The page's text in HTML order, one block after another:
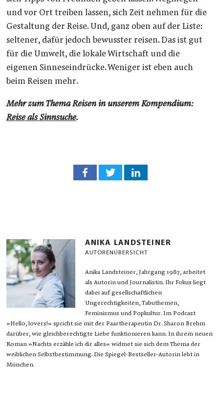
und vor Ort treiben lassen, sich Zeit nehmen für die
Gestaltung der Reise. Und, ganz oben auf der Liste:
seltener, dafür jedoch bewusster reisen. Das ist gut
für die Umwelt, die lokale Wirtschaft und die
eigenen Sinneseindrücke. Weniger ist eben auch
beim Reisen mehr.
Mehr zum Thema Reisen in unserem Kompendium:
Reise als Sinnsuche.
ANIKA LANDSTEINER
AUTORENÜBERSICHT
Anika Landsteiner, Jahrgang 1987, arbeitet
als Autorin und Journalistin. Ihr Fokus liegt
dabei auf gesellschaftlichen
Ungerechtigkeiten, Tabuthemen,
Feminismus und Popkultur. Im Podcast
»Hello, lovers!« spricht sie mit der Paartherapeutin Dr. Sharon Brehm
darüber, wie gleichberechtigte Liebe funktionieren kann. In ihrem neuen
Roman »Nachts erzähle ich dir alles« widmet sie sich dem Thema der
weiblichen Selbstbestimmung. Die Spiegel-Bestseller-Autorin lebt in
München.